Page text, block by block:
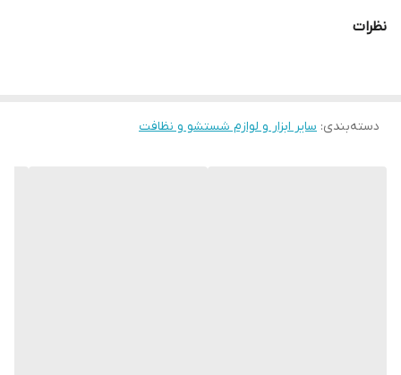
نظرات
دسته‌بندی: سایر ابزار و لوازم شستشو و نظافت